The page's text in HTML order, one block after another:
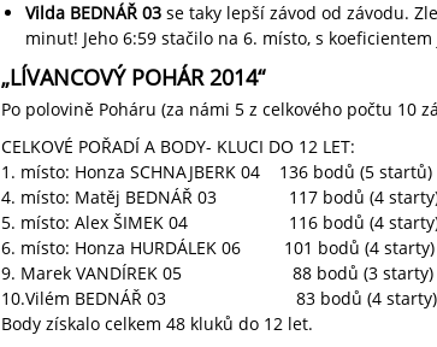
Vilda BEDNÁŘ 03 se taky lepší závod od závodu.
minut! Jeho 6:59 stačilo na 6. místo, s
„LÍVANCOVÝ POHÁR 2014“
Po polovině Poháru (za námi 5 z celkového počtu 10
CELKOVÉ POŘADÍ A BODY- KLUCI DO 12 LET:
1. místo: Honza SCHNAJBERK 04 136 bodů (5 startů)
4. místo: Matěj BEDNÁŘ 03 117 bodů (4
5. místo: Alex ŠIMEK 04 116 bodů (4
6. místo: Honza HURDÁLEK 06 101 bodů (4 starty)
9. Marek VANDÍREK 05 88 bodů (3 starty)
10.Vilém BEDNÁŘ 03 83 bodů (4 starty)
Body získalo celkem 48 kluků do 12 let.